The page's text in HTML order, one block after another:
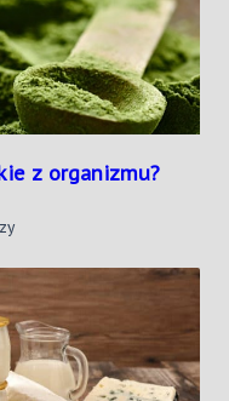
Przyprawa
Na
Zwykłe
Dolegliwości?
z organizmu?
Do
Sauna
Metale
Ciężkie
Z
Organizmu?